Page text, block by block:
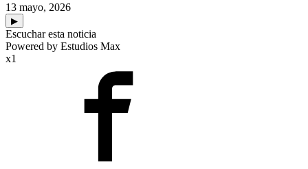
13 mayo, 2026
▶
Escuchar esta noticia
Powered by Estudios Max
x1